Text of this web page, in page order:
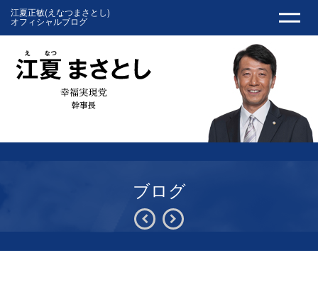
江夏正敏(えなつまさとし)
オフィシャルブログ
ブログ